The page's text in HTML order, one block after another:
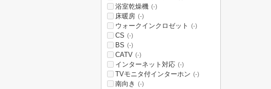
浴室乾燥機 (-)
床暖房 (-)
ウォークインクロゼット (-)
CS (-)
BS (-)
CATV (-)
インターネット対応 (-)
TVモニタ付インターホン (-)
南向き (-)